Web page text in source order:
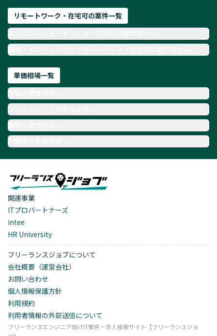
リモートワーク・在宅可の案件一覧
職種・ポジションからリモートワーク・在宅可の案件探す
単価相場一覧
職種の単価相場
AI関連の単価相場
関連事業
ITプロパートナーズ
intee
HR University
フリーランスジョブについて
会社概要（運営会社）
お問い合わせ
個人情報保護方針
利用規約
利用者情報の外部送信について
フリーランスエンジニア向けIT案件・求人検索サイト【フリーランスジョ